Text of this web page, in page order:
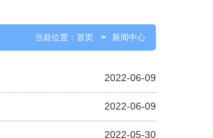
当前位置： 首页 > 新闻中心
2022-06-09
2022-06-09
2022-05-30